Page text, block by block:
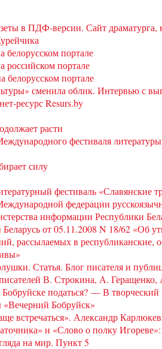
в ПДФ-версии. Сайт драматурга,
портале
портале
портале
сменила облик. Интервью с
ресурс Resurs.by
расти
фестиваля
силу
фестиваль «Славянские
федерации
информации Республики
от 05.11.2008 N 18/62 «Об
рассылаемых в республиканские,
Статья. Блог писателя и
В. Строкина, А.
податься? — В
Бобруйск»
встречаться». Александр
и «Слово о полку
на мир. Пункт 5